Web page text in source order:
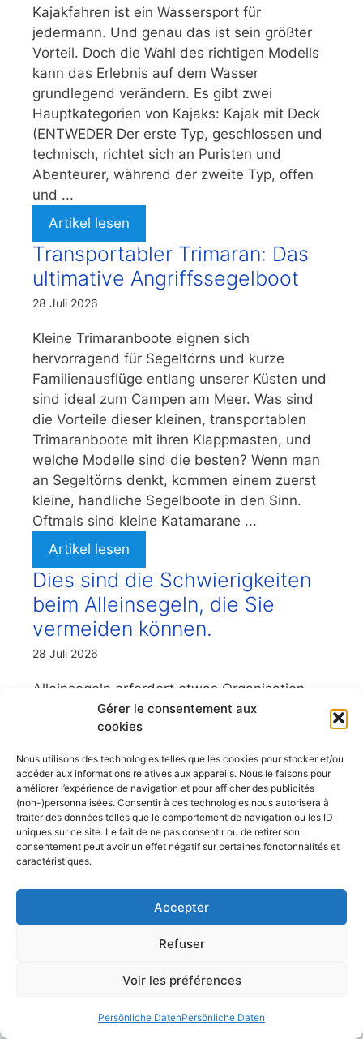
Gérer le consentement aux
cookies
Nous utilisons des technologies telles que les cookies pour stocker et/ou
accéder aux informations relatives aux appareils. Nous le faisons pour
améliorer l’expérience de navigation et pour afficher des publicités
(non-)personnalisées. Consentir à ces technologies nous autorisera à
traiter des données telles que le comportement de navigation ou les ID
uniques sur ce site. Le fait de ne pas consentir ou de retirer son
consentement peut avoir un effet négatif sur certaines fonctonnalités et
caractéristiques.
Accepter
Refuser
Voir les préférences
Persönliche DatenPersönliche Daten
Kajakfahren ist ein Wassersport für
jedermann. Und genau das ist sein größter
Vorteil. Doch die Wahl des richtigen Modells
kann das Erlebnis auf dem Wasser
grundlegend verändern. Es gibt zwei
Hauptkategorien von Kajaks: Kajak mit Deck
(ENTWEDER Der erste Typ, geschlossen und
technisch, richtet sich an Puristen und
Abenteurer, während der zweite Typ, offen
und ...
Artikel lesen
Transportabler Trimaran: Das
ultimative Angriffssegelboot
28 Juli 2026
Kleine Trimaranboote eignen sich
hervorragend für Segeltörns und kurze
Familienausflüge entlang unserer Küsten und
sind ideal zum Campen am Meer. Was sind
die Vorteile dieser kleinen, transportablen
Trimaranboote mit ihren Klappmasten, und
welche Modelle sind die besten? Wenn man
an Segeltörns denkt, kommen einem zuerst
kleine, handliche Segelboote in den Sinn.
Oftmals sind kleine Katamarane ...
Artikel lesen
Dies sind die Schwierigkeiten
beim Alleinsegeln, die Sie
vermeiden können.
28 Juli 2026
Alleinsegeln erfordert etwas Organisation
und Vorsichtsmaßnahmen für eine sichere
Reise. Schauen wir uns die
geben wir einige Tipps für eine reibungslose
und angenehme Tour. Allein im eigenen Boot
zu segeln ist nicht nur den Skippern der
Vendée Globe vorbehalten. Alleinsegeln
beschränkt sich nicht auf
Ozeanüberquerungen, die professionellen
Skippern oder Amateurseglern ...
Conseils et astuces pour la navigation et